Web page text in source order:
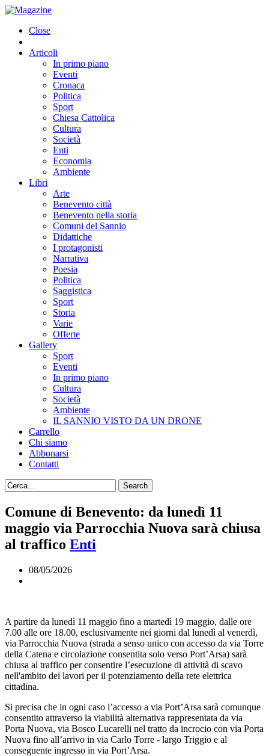
Close
Articoli
In primo piano
Eventi
Cronaca
Politica
Sport
Chiesa Cattolica
Cultura
Società
Enti
Economia
Ambiente
Libri
Arte
Benevento città
Benevento nella storia
Comuni del Sannio
Didattiche
I protagonisti
Narrativa
Poesia
Politica
Saggistica
Sport
Storia
Varie
Offerte
Gallery
Sport
Eventi
In primo piano
Cultura
Società
Ambiente
IL SANNIO VISTO DA UN DRONE
Carrello
Chi siamo
Abbonarsi
Contatti
Comune di Benevento: da lunedì 11
maggio via Parrocchia Nuova sarà chiusa
al traffico Enti
08/05/2026
A partire da lunedì 11 maggio fino a martedì 19 maggio, dalle ore
7.00 alle ore 18.00, esclusivamente nei giorni dal lunedì al venerdì,
via Parrocchia Nuova (strada a senso unico con accesso da via Torre
della Catena e circolazione consentita solo verso Port’Arsa) sarà
chiusa al traffico per consentire l’esecuzione di attività di scavo
nell'ambito dei lavori per il potenziamento della rete elettrica
cittadina.
Si precisa che in ogni caso l’accesso a via Port’Arsa sarà comunque
consentito attraverso la viabilità alternativa rappresentata da via
Porta Nuova, via Bosco Lucarelli nel tratto da incrocio con via Porta
Nuova fino all’arrivo in via Carlo Torre - largo Triggio e al
conseguente ingresso in via Port’Arsa.